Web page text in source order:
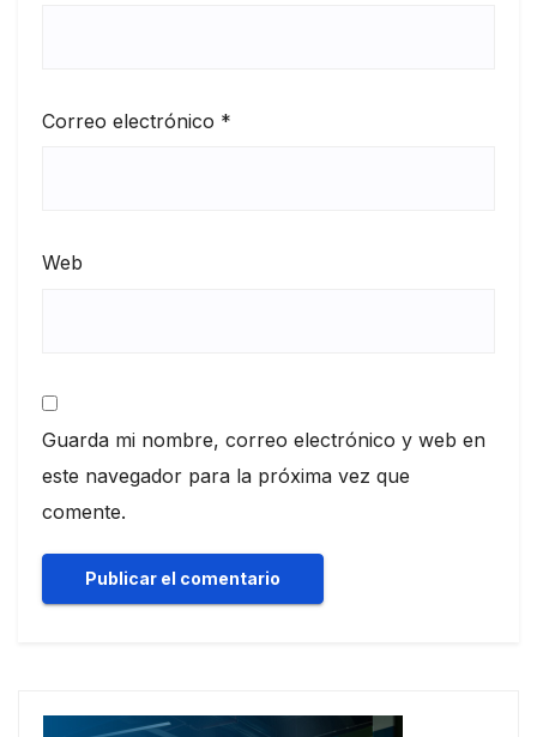
Correo electrónico *
Web
Guarda mi nombre, correo electrónico y web en
este navegador para la próxima vez que
comente.